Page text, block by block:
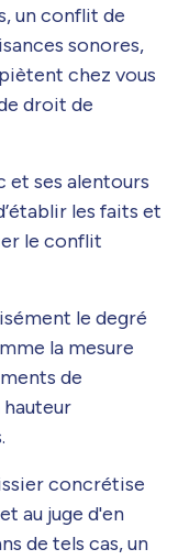
un conflit de
sonores,
chez vous
droit de
et ses alentours
les faits et
le conflit
le degré
la mesure
de
hauteur
concrétise
au juge d'en
de tels cas, un